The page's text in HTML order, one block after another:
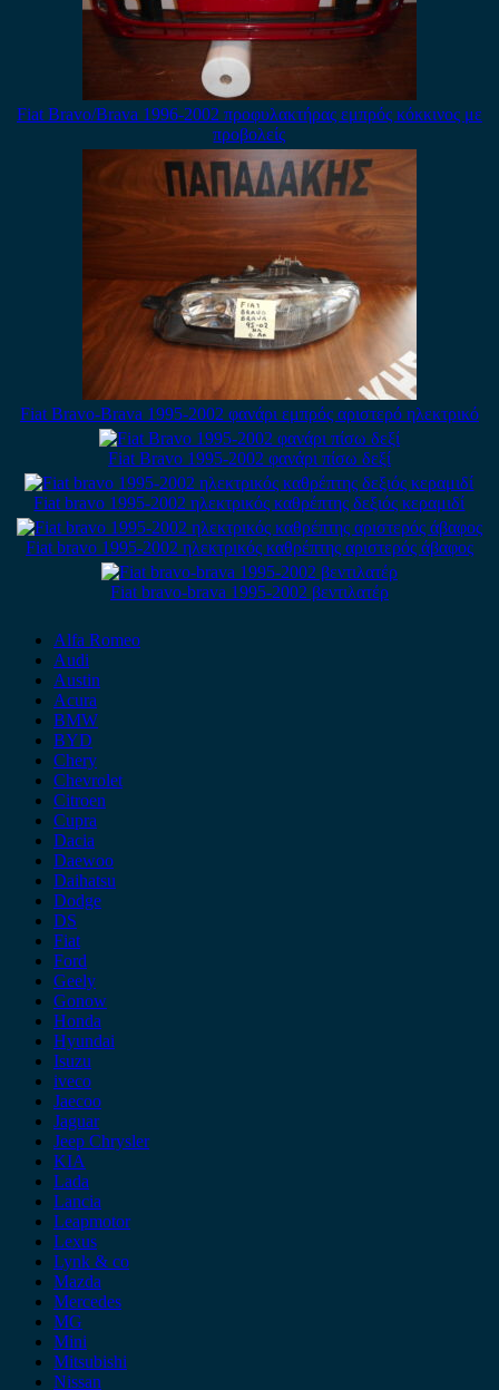
Fiat Bravo/Brava 1996-2002 προφυλακτήρας εμπρός κόκκινος με
προβολείς
Fiat Bravo-Brava 1995-2002 φανάρι εμπρός αριστερό ηλεκτρικό
Fiat Bravo 1995-2002 φανάρι πίσω δεξί
Fiat bravo 1995-2002 ηλεκτρικός καθρέπτης δεξιός κεραμιδί
Fiat bravo 1995-2002 ηλεκτρικός καθρέπτης αριστερός άβαφος
Fiat bravo-brava 1995-2002 βεντιλατέρ
Alfa Romeo
Audi
Austin
Acura
BMW
BYD
Chery
Chevrolet
Citroen
Cupra
Dacia
Daewoo
Daihatsu
Dodge
DS
Fiat
Ford
Geely
Gonow
Honda
Hyundai
Isuzu
iveco
Jaecoo
Jaguar
Jeep Chrysler
KIA
Lada
Lancia
Leapmotor
Lexus
Lynk & co
Mazda
Mercedes
MG
Mini
Mitsubishi
Nissan